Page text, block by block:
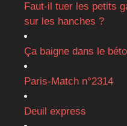
Faut-il tuer les petits
sur les hanches ?
Ça baigne dans le
Paris-Match n°2314
Deuil express